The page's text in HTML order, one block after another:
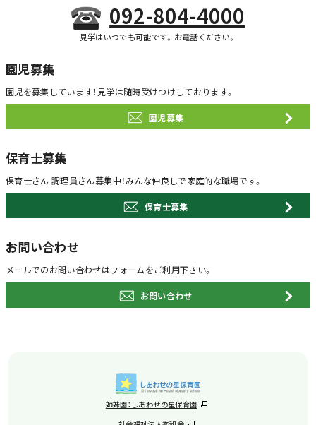
092-804-4000
見学はいつでも可能です。お電話ください。
園児募集
園児を募集しています！ 見学は随時受けつけしております。
園児募集
保育士募集
保育士さん 調理員さん募集中！みんな仲良しで家庭的な職場です。
保育士募集
お問い合わせ
メールでのお問い合わせはフォームをご利用下さい。
お問い合わせ
姉妹園：しあわせの星保育園